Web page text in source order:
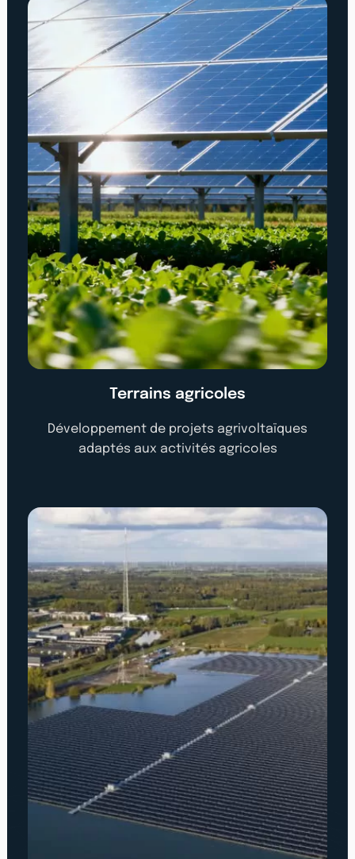
Terrains agricoles
Développement de projets agrivoltaïques
adaptés aux activités agricoles